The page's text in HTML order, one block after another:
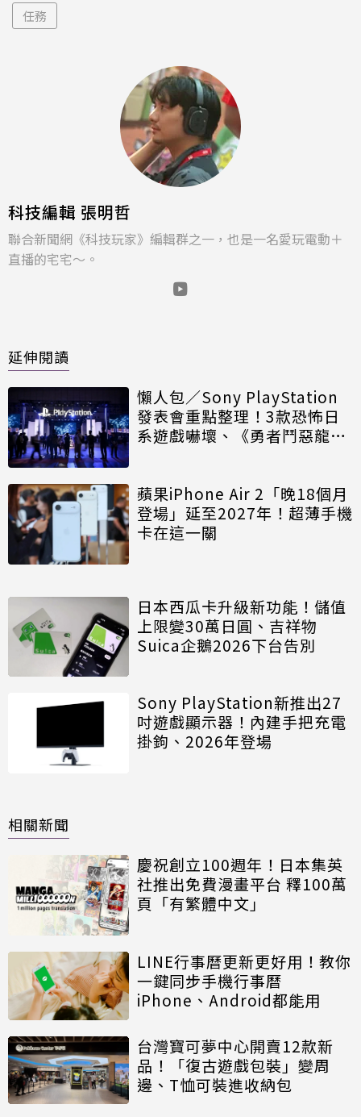
任務
科技編輯 張明哲
聯合新聞網《科技玩家》編輯群之一，也是一名愛玩電動＋
直播的宅宅～。
延伸閱讀
懶人包／Sony PlayStation
發表會重點整理！3款恐怖日
系遊戲嚇壞、《勇者鬥惡龍VII
蘋果iPhone Air 2「晚18個月
登場」延至2027年！超薄手機
卡在這一關
日本西瓜卡升級新功能！儲值
上限變30萬日圓、吉祥物
Suica企鵝2026下台告別
Sony PlayStation新推出27
吋遊戲顯示器！內建手把充電
掛鉤、2026年登場
相關新聞
慶祝創立100週年！日本集英
社推出免費漫畫平台 釋100萬
頁「有繁體中文」
LINE行事曆更新更好用！教你
一鍵同步手機行事曆
iPhone、Android都能用
台灣寶可夢中心開賣12款新
品！「復古遊戲包裝」變周
邊、T恤可裝進收納包